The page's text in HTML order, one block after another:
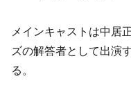
メインキャストは中居
ズの解答者として出演
る。